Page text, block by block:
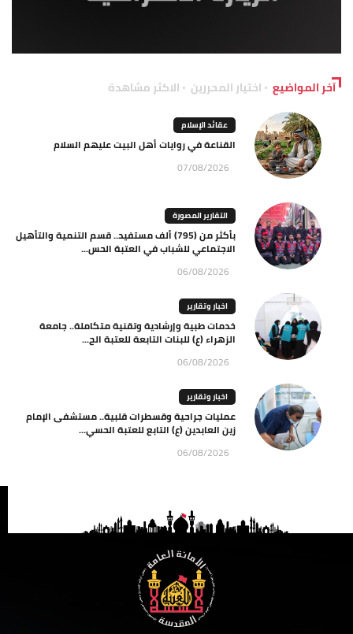
آخر المواضيع اختيار المحررين الاكثر مشاهدة
عقائد الإسلام
القناعة في روايات أهل البيت عليهم السلام
07/08/2026
التقارير المصورة
بأكثر من (795) ألف مستفيد.. قسم التنمية والتأهيل
الاجتماعي للشباب في العتبة الحس...
06/08/2026
اخبار وتقارير
خدمات طبية وإرشادية وتقنية متكاملة.. جامعة
الزهراء (ع) للبنات التابعة للعتبة الح...
06/08/2026
اخبار وتقارير
عمليات جراحية وقسطرات قلبية.. مستشفى الإمام
زين العابدين (ع) التابع للعتبة الحسي...
06/08/2026